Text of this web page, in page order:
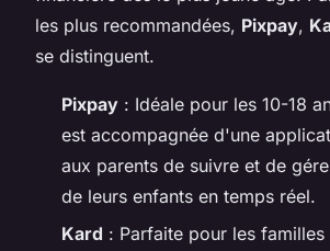
les plus recommandées, Pixpay,
se distinguent.
Pixpay : Idéale pour les 10-18
est accompagnée d'une
aux parents de suivre et de
de leurs enfants en temps réel.
Kard : Parfaite pour les